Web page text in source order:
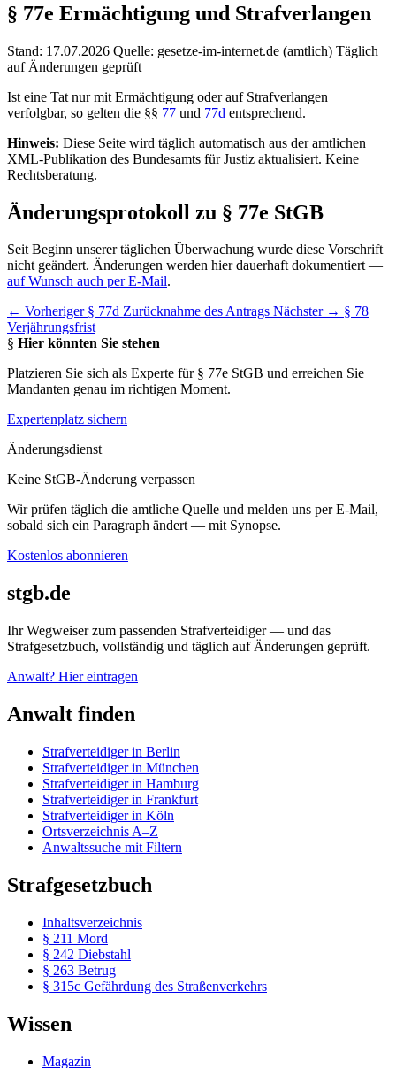
§ 77e Ermächtigung und Strafverlangen
Stand: 17.07.2026 Quelle: gesetze-im-internet.de (amtlich) Täglich
auf Änderungen geprüft
Ist eine Tat nur mit Ermächtigung oder auf Strafverlangen
verfolgbar, so gelten die §§ 77 und 77d entsprechend.
Hinweis: Diese Seite wird täglich automatisch aus der amtlichen
XML-Publikation des Bundesamts für Justiz aktualisiert. Keine
Rechtsberatung.
Änderungsprotokoll zu § 77e StGB
Seit Beginn unserer täglichen Überwachung wurde diese Vorschrift
nicht geändert. Änderungen werden hier dauerhaft dokumentiert —
auf Wunsch auch per E-Mail.
← Vorheriger § 77d Zurücknahme des Antrags Nächster → § 78
Verjährungsfrist
§ Hier könnten Sie stehen
Platzieren Sie sich als Experte für § 77e StGB und erreichen Sie
Mandanten genau im richtigen Moment.
Expertenplatz sichern
Änderungsdienst
Keine StGB-Änderung verpassen
Wir prüfen täglich die amtliche Quelle und melden uns per E-Mail,
sobald sich ein Paragraph ändert — mit Synopse.
Kostenlos abonnieren
stgb.de
Ihr Wegweiser zum passenden Strafverteidiger — und das
Strafgesetzbuch, vollständig und täglich auf Änderungen geprüft.
Anwalt? Hier eintragen
Anwalt finden
Strafverteidiger in Berlin
Strafverteidiger in München
Strafverteidiger in Hamburg
Strafverteidiger in Frankfurt
Strafverteidiger in Köln
Ortsverzeichnis A–Z
Anwaltssuche mit Filtern
Strafgesetzbuch
Inhaltsverzeichnis
§ 211 Mord
§ 242 Diebstahl
§ 263 Betrug
§ 315c Gefährdung des Straßenverkehrs
Wissen
Magazin